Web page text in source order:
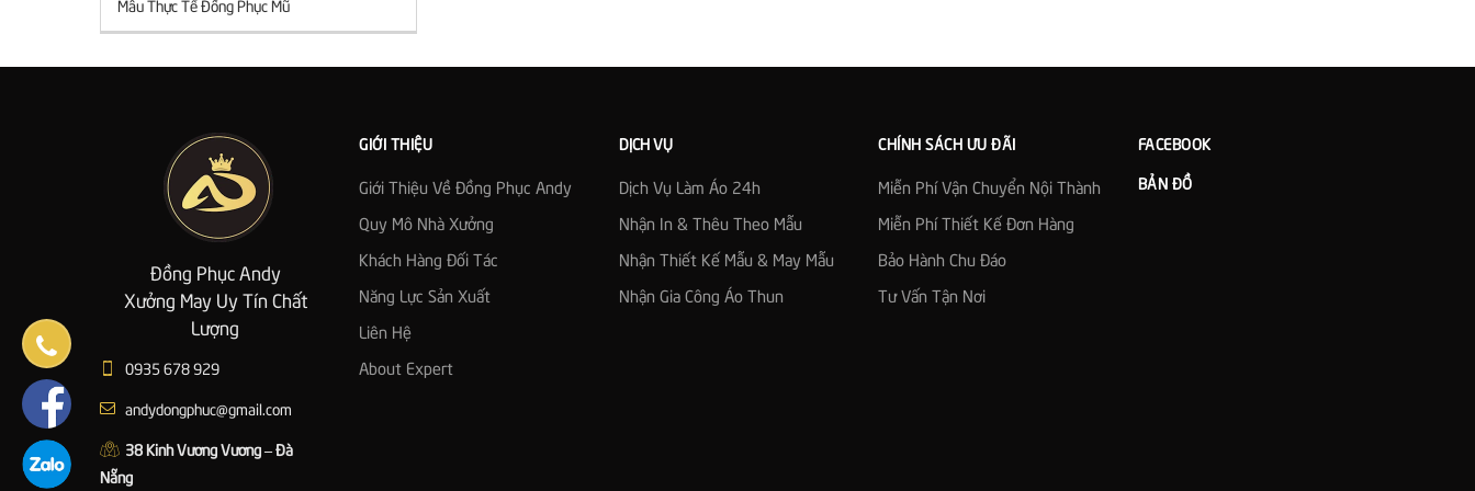
Mẫu Thực Tế Đồng Phục Mũ
Đồng Phục Andy
Xưởng May Uy Tín Chất
Lượng
0935 678 929
andydongphuc@gmail.com
38 Kinh Vương Vương – Đà
Nẵng
GIỚI THIỆU
Giới Thiệu Về Đồng Phục Andy
Quy Mô Nhà Xưởng
Khách Hàng Đối Tác
Năng Lực Sản Xuất
Liên Hệ
About Expert
DỊCH VỤ
Dịch Vụ Làm Áo 24h
Nhận In & Thêu Theo Mẫu
Nhận Thiết Kế Mẫu & May Mẫu
Nhận Gia Công Áo Thun
CHÍNH SÁCH ƯU ĐÃI
Miễn Phí Vận Chuyển Nội Thành
Miễn Phí Thiết Kế Đơn Hàng
Bảo Hành Chu Đáo
Tư Vấn Tận Nơi
FACEBOOK
BẢN ĐỒ